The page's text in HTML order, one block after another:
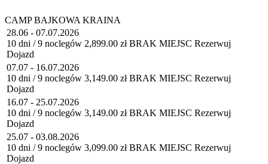
CAMP BAJKOWA KRAINA
28.06 - 07.07.2026
10 dni / 9 noclegów
Dojazd
2,899.00 zł BRAK MIEJSC Rezerwuj
07.07 - 16.07.2026
10 dni / 9 noclegów
Dojazd
3,149.00 zł BRAK MIEJSC Rezerwuj
16.07 - 25.07.2026
10 dni / 9 noclegów
Dojazd
3,149.00 zł BRAK MIEJSC Rezerwuj
25.07 - 03.08.2026
10 dni / 9 noclegów
Dojazd
3,099.00 zł BRAK MIEJSC Rezerwuj